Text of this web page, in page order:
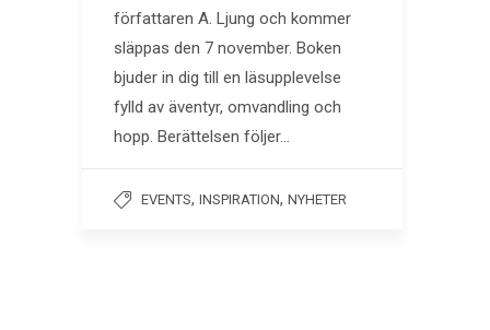
författaren A. Ljung och kommer
släppas den 7 november. Boken
bjuder in dig till en läsupplevelse
fylld av äventyr, omvandling och
hopp. Berättelsen följer…
EVENTS, INSPIRATION, NYHETER